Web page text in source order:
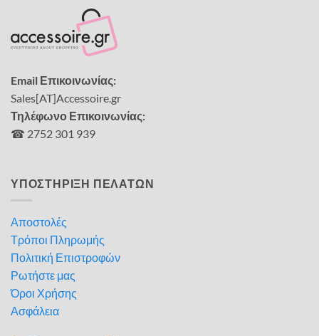
Email Επικοινωνίας:
Sales[AT]Accessoire.gr
Τηλέφωνο Επικοινωνίας:
☎ 2752 301 939
ΥΠΟΣΤΗΡΙΞΗ ΠΕΛΑΤΩΝ
Αποστολές
Τρόποι Πληρωμής
Πολιτική Επιστροφών
Ρωτήστε μας
Όροι Χρήσης
Ασφάλεια